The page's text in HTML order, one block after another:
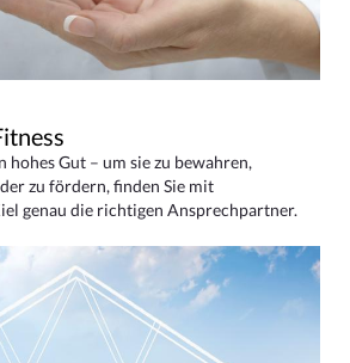
hohes Gut – um sie zu bewahren,
zu fördern, finden Sie mit
genau die richtigen Ansprechpartner.